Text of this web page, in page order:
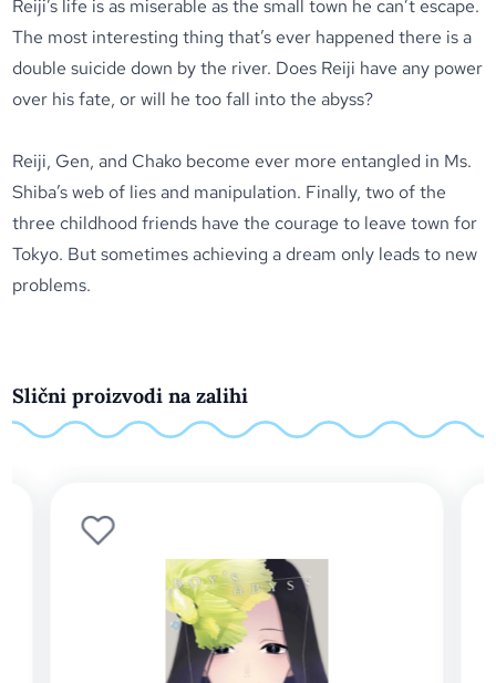
Reiji’s life is as miserable as the small town he can’t escape.
The most interesting thing that’s ever happened there is a
double suicide down by the river. Does Reiji have any power
over his fate, or will he too fall into the abyss?
Reiji, Gen, and Chako become ever more entangled in Ms.
Shiba’s web of lies and manipulation. Finally, two of the
three childhood friends have the courage to leave town for
Tokyo. But sometimes achieving a dream only leads to new
problems.
Slični proizvodi na zalihi